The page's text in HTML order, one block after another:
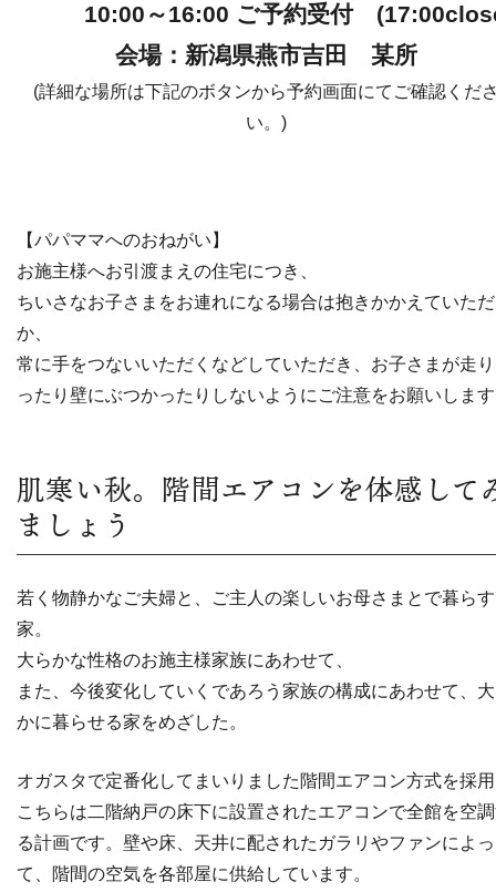
10:00～16:00 ご予約受付
会場：新潟県燕市吉田 某所
(詳細な場所は下記のボタンから予約画面にてご確認くだ
い。)
【パパママへのおねがい】
お施主様へお引渡まえの住宅につき、
ちいさなお子さまをお連れになる場合は抱きかかえていた
か、
常に手をつないいただくなどしていただき、お子さまが走
ったり壁にぶつかったりしないようにご注意をお願いしま
肌寒い秋。階間エアコンを体感して
ましょう
若く物静かなご夫婦と、ご主人の楽しいお母さまとで暮らす
家。
大らかな性格のお施主様家族にあわせて、
また、今後変化していくであろう家族の構成にあわせて、
かに暮らせる家をめざした。
オガスタで定番化してまいりました階間エアコン方式を採
こちらは二階納戸の床下に設置されたエアコンで全館を空
る計画です。壁や床、天井に配されたガラリやファンによっ
て、階間の空気を各部屋に供給しています。